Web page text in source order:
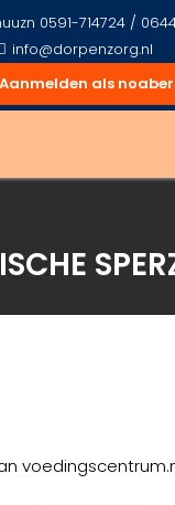
0591-714724 /
info@dorpenzorg.nl
Aanmelden als noaber